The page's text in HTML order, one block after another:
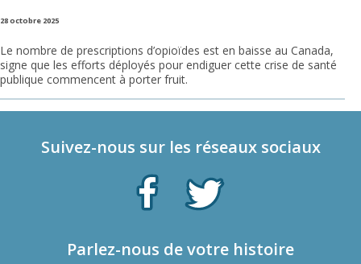
28 octobre 2025
Le nombre de prescriptions d’opioïdes est en baisse au Canada,
signe que les efforts déployés pour endiguer cette crise de santé
publique commencent à porter fruit.
Suivez-nous sur les réseaux sociaux
Parlez-nous de votre histoire